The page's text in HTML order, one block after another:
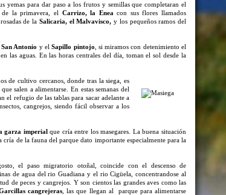
yemas para dar paso a los frutos y semillas que completaran el
de la primavera, el Carrizo, la Enea con sus flores llamados
de la Salicaria, el Malvavisco, y los pequeños ramos del
Antonio y elSapillo pintojo , si miramos con detenimiento el
en las aguas. En las horas centrales del día, toman el sol desde la
de cultivo cercanos, donde tras la siega, es
salen a alimentarse. En estas semanas del
el refugio de las tablas para sacar adelante a
cangrejos, siendo fácil observar a los
garza imperialque cría entre los masegares. La buena situación
de la fauna del parque dato importante especialmente para la
el paso migratorio otoñal, coincide con el descenso de
de agua del rio Guadiana y el rio Cigüela, concentrandose al
de peces y cangrejos. Y son cientos las grandes aves como las
cangrejeras , las que llegan al parque para alimentarse